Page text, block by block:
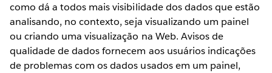
como dá a todos mais visibilidade dos dados que estão
analisando, no contexto, seja visualizando um painel
ou criando uma visualização na Web. Avisos de
qualidade de dados fornecem aos usuários indicações
de problemas com os dados usados em um painel,